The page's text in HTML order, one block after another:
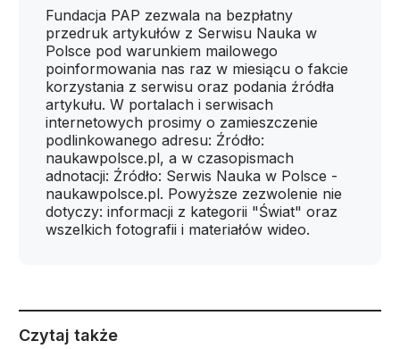
Fundacja PAP zezwala na bezpłatny
przedruk artykułów z Serwisu Nauka w
Polsce pod warunkiem mailowego
poinformowania nas raz w miesiącu o fakcie
korzystania z serwisu oraz podania źródła
artykułu. W portalach i serwisach
internetowych prosimy o zamieszczenie
podlinkowanego adresu: Źródło:
naukawpolsce.pl, a w czasopismach
adnotacji: Źródło: Serwis Nauka w Polsce -
naukawpolsce.pl. Powyższe zezwolenie nie
dotyczy: informacji z kategorii "Świat" oraz
wszelkich fotografii i materiałów wideo.
Czytaj także